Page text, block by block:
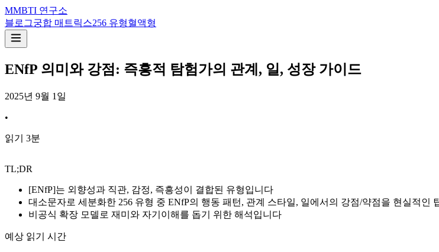
MMBTI 연구소
블로그궁합 매트릭스256 유형혈액형
ENfP 의미와 강점: 즉흥적 탐험가의 관계, 일, 성장 가이드
2025년 9월 1일
•
읽기 3분
TL;DR
[ENfP]는 외향성과 직관, 감정, 즉흥성이 결합된 유형입니다
대소문자로 세분화한 256 유형 중 ENfP의 행동 패턴, 관계 스타일, 일에서의 강점/약점을 현실적인
비공식 확장 모델로 재미와 자기이해를 돕기 위한 해석입니다
예상 읽기 시간